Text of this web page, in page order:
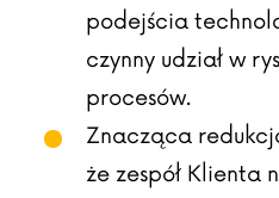
podejścia
czynny udział w
procesów.
Znacząca
że zespół Klienta